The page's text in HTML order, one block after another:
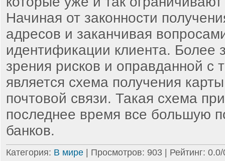
Начиная от законности
адресов и заканчивая
идентификации клиента. Более
зрения рисков и оправданной с
является схема получения
почтовой связи. Такая схема
последнее время все большую
банков.
Категория: В мире Просмотров: 903 | Рейтинг: 0.0/